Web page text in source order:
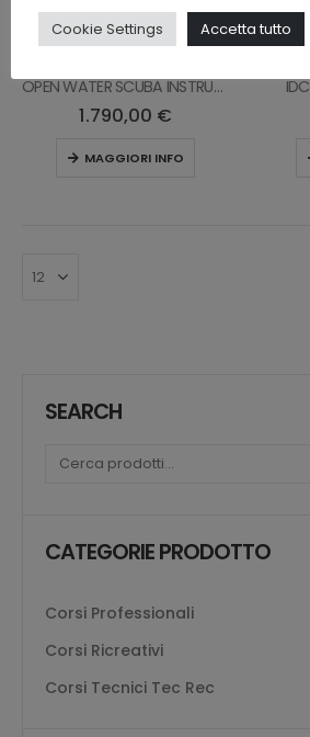
OPEN WATER SCUBA INSTRUCTOR
1.790,00 €
MAGGIORI INFO
SEARCH
CATEGORIE PRODOTTO
Corsi Professionali
Corsi Ricreativi
Corsi Tecnici Tec Rec
Cookie Settings Accetta tutto